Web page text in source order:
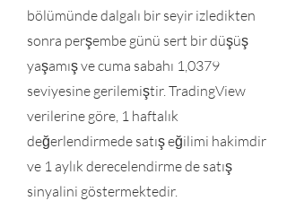
bölümünde dalgalı bir seyir izledikten
sonra perşembe günü sert bir düşüş
yaşamış ve cuma sabahı 1,0379
seviyesine gerilemiştir. TradingView
verilerine göre, 1 haftalık
değerlendirmede satış eğilimi hakimdir
ve 1 aylık derecelendirme de satış
sinyalini göstermektedir.